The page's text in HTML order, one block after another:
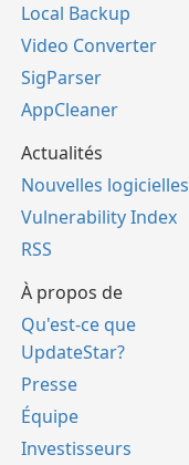
Local Backup
Video Converter
SigParser
AppCleaner
Actualités
Nouvelles logicielles
Vulnerability Index
RSS
À propos de
Qu'est-ce que
UpdateStar?
Presse
Équipe
Investisseurs